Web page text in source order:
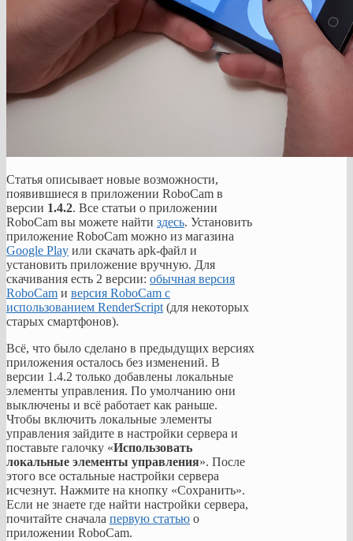
Статья описывает новые возможности,
появившиеся в приложении RoboCam в
версии 1.4.2. Все статьи о приложении
RoboCam вы можете найти здесь. Установить
приложение RoboCam можно из магазина
Google Play или скачать apk-файл и
установить приложение вручную. Для
скачивания есть 2 версии: обычная версия
RoboCam и версия RoboCam с
использованием RenderScript(для некоторых
старых смартфонов).
Всё, что было сделано в предыдущих версиях
приложения осталось без изменений. В
версии 1.4.2 только добавлены локальные
элементы управления. По умолчанию они
выключены и всё работает как раньше.
Чтобы включить локальные элементы
управления зайдите в настройки сервера и
поставьте галочку «Использовать
локальные элементы управления». После
этого все остальные настройки сервера
исчезнут. Нажмите на кнопку «Сохранить».
Если не знаете где найти настройки сервера,
почитайте сначала первую статью о
приложении RoboCam.